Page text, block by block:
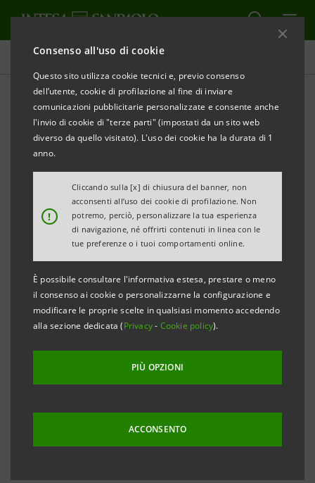
Consenso all'uso di cookie
Questo sito utilizza cookie tecnici e, previo consenso
dell’utente, cookie di profilazione al fine di inviare
comunicazioni pubblicitarie personalizzate e consente anche
l'invio di cookie di "terze parti" (impostati da un sito web
diverso da quello visitato). L'uso dei cookie ha la durata di 1
anno.
!
Cliccando sulla [x] di chiusura del banner, non
acconsenti all’uso dei cookie di profilazione. Non
potremo, perciò, personalizzare la tua esperienza
di navigazione, né offrirti contenuti in linea con le
tue preferenze o i tuoi comportamenti online.
È possibile consultare l'informativa estesa, prestare o meno
il consenso ai cookie o personalizzarne la configurazione e
modificare le proprie scelte in qualsiasi momento accedendo
alla sezione dedicata (Privacy- Cookie policy).
PIÙ OPZIONI
ACCONSENTO
Investor relations
Prospetti
STAMPA AGGIORNA
Qui si trovano tutti i prospetti relativi ai titoli emessi
da Intesa Sanpaolo dal 1° gennaio 2007, data di
decorrenza della fusione tra Banca Intesa e Sanpaolo
IMI. Per i titoli emessi anteriormente a tale data, si
può fare riferimento ai precedenti siti delle due
banche, cliccando sui link qui sotto riportati.